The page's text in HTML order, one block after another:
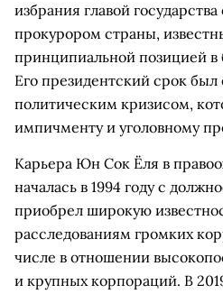
избрания главой
прокурором страны,
принципиальной позицией в
Его президентский срок
политическим кризисом,
импичменту и уголовному
Карьера Юн Сок Ёля в
началась в 1994 году с
приобрел широкую
расследованиям громких
числе в отношении
и крупных корпораций. В